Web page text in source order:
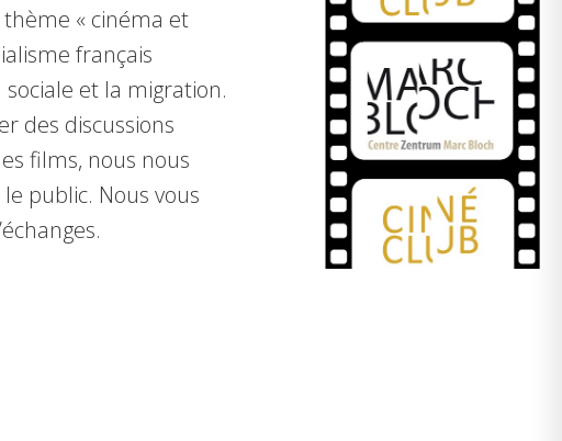
« cinéma et
français
et la migration.
des discussions
films, nous nous
public. Nous vous